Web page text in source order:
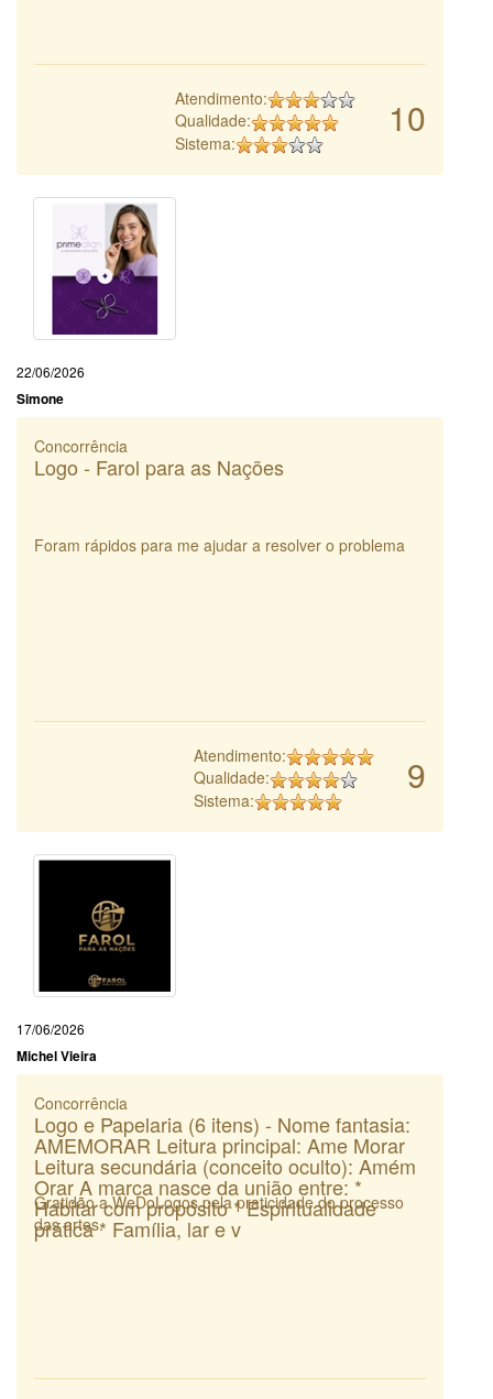
10
Atendimento:
Qualidade:
Sistema:
22/06/2026
Simone
Concorrência
Logo - Farol para as Nações
Foram rápidos para me ajudar a resolver o problema
9
Atendimento:
Qualidade:
Sistema:
17/06/2026
Michel Vieira
Concorrência
Logo e Papelaria (6 itens) - Nome fantasia:
AMEMORAR Leitura principal: Ame Morar
Leitura secundária (conceito oculto): Amém
Orar A marca nasce da união entre: *
Habitar com propósito * Espiritualidade
prática * Família, lar e v
Gratidão a WeDoLogos pela praticidade do processo
das artes.